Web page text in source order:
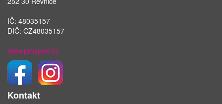
IČ: 48035157
DIČ: CZ48035157
www.prosport.cz
Kontakt